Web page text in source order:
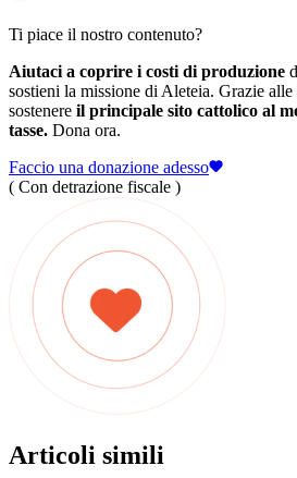
Ti piace il nostro contenuto?
Aiutaci a coprire i costi di produzione
sostieni la missione di Aleteia. Grazie
sostenere il principale sito cattolico al
tasse. Dona ora.
Faccio una donazione adesso
( Con detrazione fiscale )
Articoli simili